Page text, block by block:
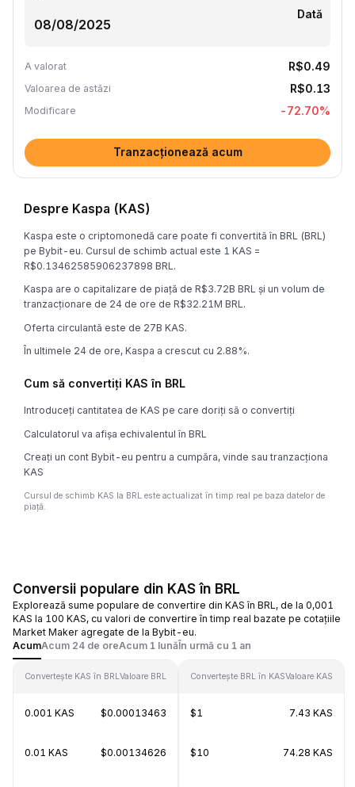
Dată
A valorat R$0.49
Valoarea de astăzi R$0.13
Modificare -72.70%
Tranzacționează acum
Despre Kaspa (KAS)
Kaspa este o criptomonedă care poate fi convertită în BRL (BRL)
pe Bybit-eu. Cursul de schimb actual este 1 KAS =
R$0.13462585906237898 BRL.
Kaspa are o capitalizare de piață de R$3.72B BRL și un volum de
tranzacționare de 24 de ore de R$32.21M BRL.
Oferta circulantă este de 27B KAS.
În ultimele 24 de ore, Kaspa a crescut cu 2.88%.
Cum să convertiți KAS în BRL
Introduceți cantitatea de KAS pe care doriți să o convertiți
Calculatorul va afișa echivalentul în BRL
Creați un cont Bybit-eu pentru a cumpăra, vinde sau tranzacționa
KAS
Cursul de schimb KAS la BRL este actualizat în timp real pe baza datelor de
piață.
Conversii populare din KAS în BRL
Explorează sume populare de convertire din KAS în BRL, de la 0,001
KAS la 100 KAS, cu valori de convertire în timp real bazate pe cotațiile
Market Maker agregate de la Bybit-eu.
AcumAcum 24 de oreAcum 1 lunăÎn urmă cu 1 an
Convertește KAS în BRLValoare BRL
0.001 KAS $0.00013463
0.01 KAS $0.00134626
Convertește BRL în KASValoare KAS
$1 7.43 KAS
$10 74.28 KAS